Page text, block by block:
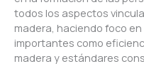
todos los aspectos
madera, haciendo foco
importantes como
madera y estándares